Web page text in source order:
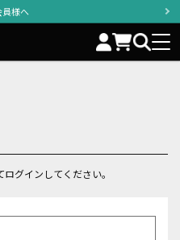
員様へ
グインしてください。